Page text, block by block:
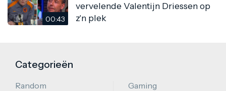
00:43
vervelende Valentijn Driessen op
z'n plek
Categorieën
Random
Gaming